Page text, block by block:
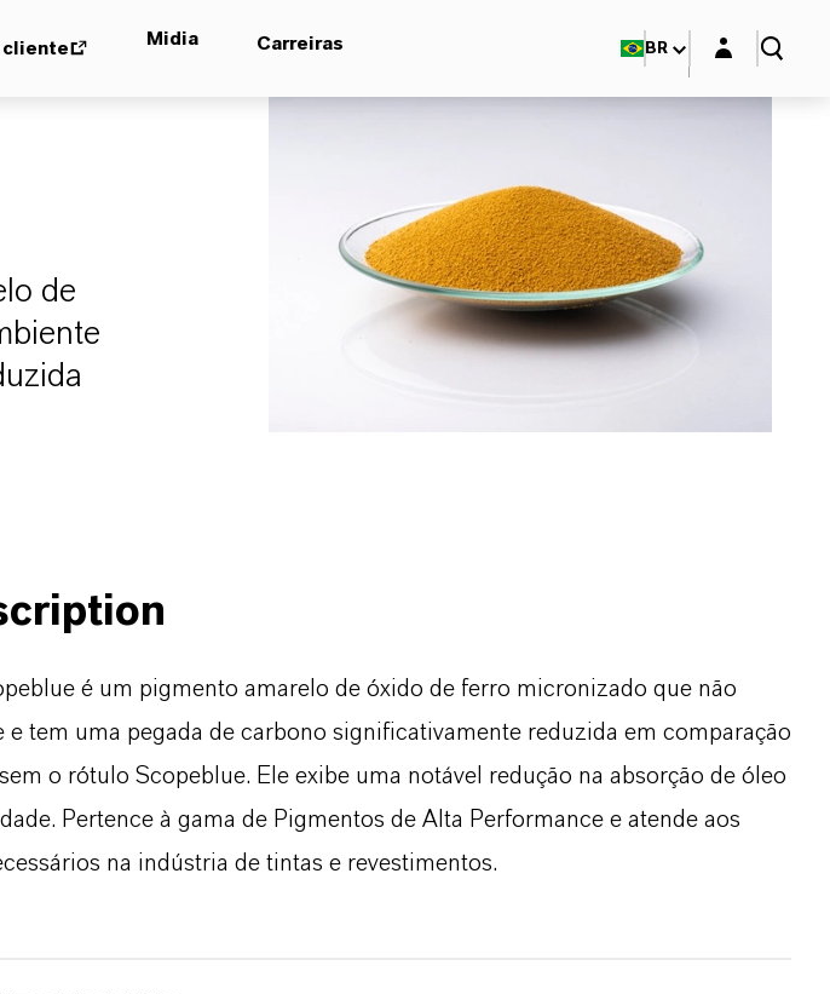
cliente Midia Carreiras BR Login layer
de
é um pigmento amarelo de óxido de ferro micronizado que não
tem uma pegada de carbono significativamente reduzida em comparação
o rótulo Scopeblue. Ele exibe uma notável redução na absorção de óleo
Pertence à gama de Pigmentos de Alta Performance e atende aos
na indústria de tintas e revestimentos.